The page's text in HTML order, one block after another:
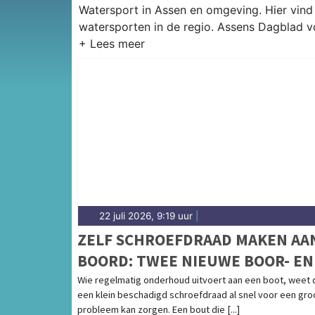
Watersport in Assen en omgeving. Hier
watersporten in de regio. Assens Dagblad
22 juli 2026, 9:19 uur
ZELF SCHROEFDRAAD MAKEN
BOORD: TWEE NIEUWE BOOR- EN
TAPSETS VOOR
Wie regelmatig onderhoud uitvoert aan een boot, weet
een klein beschadigd schroefdraad al snel voor een
probleem kan zorgen. Een bout die [...]